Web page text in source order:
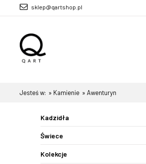
sklep@qartshop.pl
Jesteś w: » Kamienie » Awenturyn
Kadzidła
Świece
Kolekcje